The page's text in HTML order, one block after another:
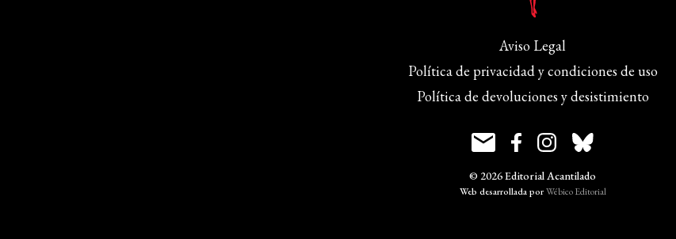
Aviso Legal
Política de privacidad y condiciones de uso
Política de devoluciones y desistimiento
© 2026 Editorial Acantilado
Web desarrollada porWébico Editorial